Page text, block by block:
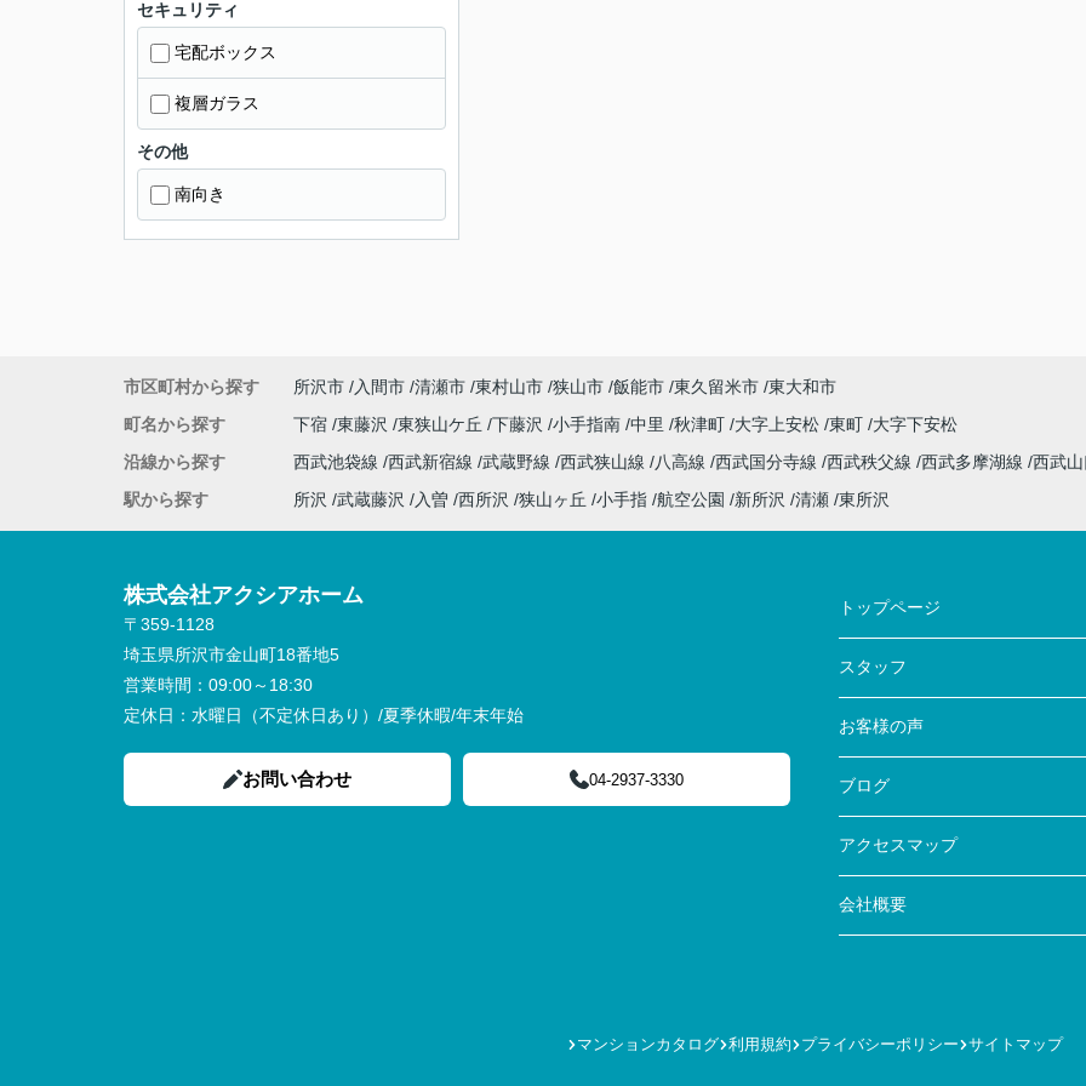
セキュリティ
宅配ボックス
複層ガラス
その他
南向き
市区町村から探す 所沢市 入間市 清瀬市 東村山市 狭山市 飯能市 東久留米市 東大和市
町名から探す
下宿 東藤沢 東狭山ケ丘 下藤沢 小手指南 中里 秋津町 大字上安松 東町 大字下安松
沿線から探す
西武池袋線 西武新宿線 武蔵野線 西武狭山線 八高線 西武国分寺線 西武秩父線 西武多摩湖線 西武
駅から探す
所沢 武蔵藤沢 入曽 西所沢 狭山ヶ丘 小手指 航空公園 新所沢 清瀬 東所沢
株式会社アクシアホーム
〒359-1128
埼玉県所沢市金山町18番地5
営業時間： 09:00～18:30
定休日： 水曜日（不定休日あり）/夏季休暇/年末年始
お問い合わせ 04-2937-3330
トップページ
スタッフ
お客様の声
ブログ
アクセスマップ
会社概要
マンションカタログ 利用規約 プライバシーポリシー サイトマップ